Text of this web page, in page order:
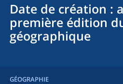
Date de création :
première édition
géographique
GÉOGRAPHIE